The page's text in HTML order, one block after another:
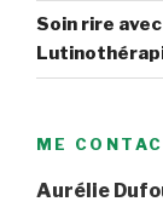
Soin rire
ME
Aurélie